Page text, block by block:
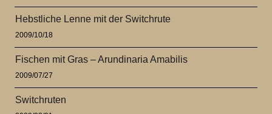
Hebstliche Lenne mit der Switchrute
2009/10/18
Fischen mit Gras – Arundinaria Amabilis
2009/07/27
Switchruten